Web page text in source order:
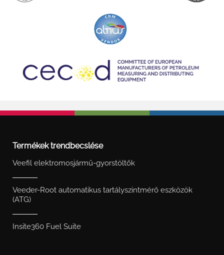
中国
South East Asia
Termékek trendbecslése
Veefil elektromosjármű-gyorstöltők
Veeder-Root automatikus tartályszintmérő eszközök
(ATG)
Insite360 Fuel Suite